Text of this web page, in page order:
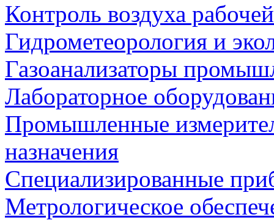
Контроль воздуха
Гидрометеорология и
Газоанализаторы
Лабораторное
Промышленные
назначения
Специализированные
Метрологическое